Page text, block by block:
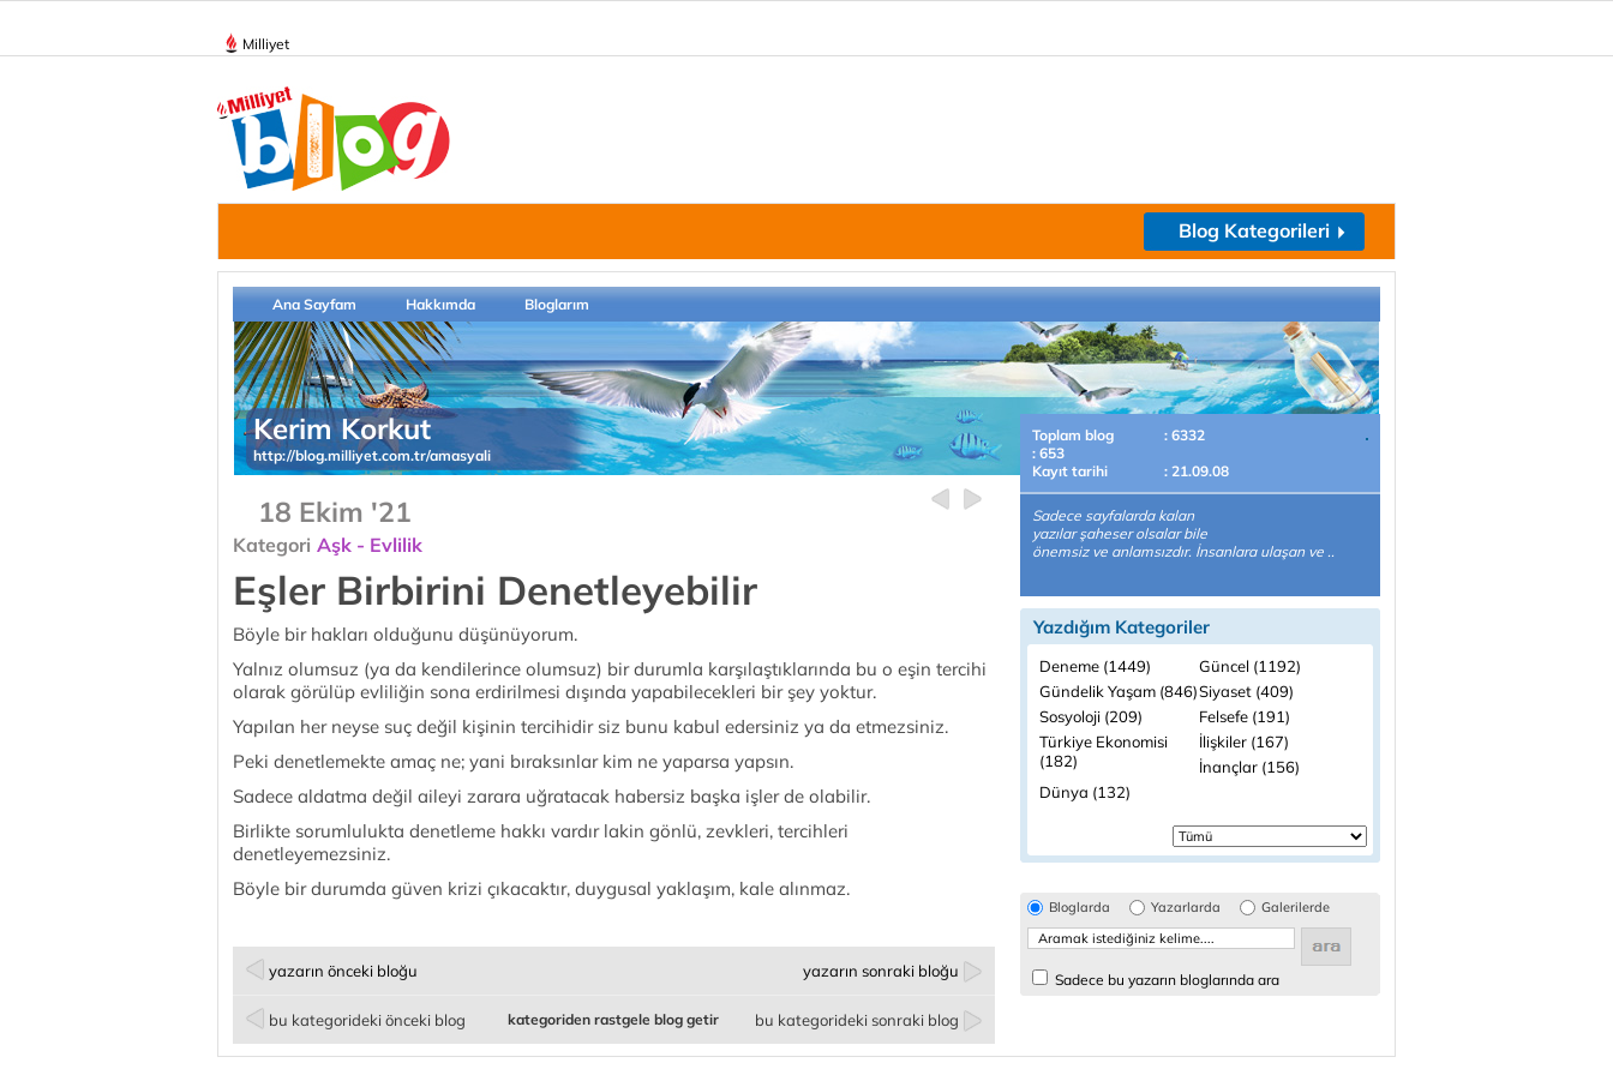
Milliyet
Blog Kategorileri
Ana Sayfam Hakkımda Bloglarım
Kerim Korkut
http://blog.milliyet.com.tr/amasyali
18 Ekim '21
Kategori Aşk - Evlilik
Eşler Birbirini Denetleyebilir
Böyle bir hakları olduğunu düşünüyorum.
Yalnız olumsuz (ya da kendilerince olumsuz) bir durumla karşılaştıklarında bu o eşin tercihi
olarak görülüp evliliğin sona erdirilmesi dışında yapabilecekleri bir şey yoktur.
Yapılan her neyse suç değil kişinin tercihidir siz bunu kabul edersiniz ya da etmezsiniz.
Peki denetlemekte amaç ne; yani bıraksınlar kim ne yaparsa yapsın.
Sadece aldatma değil aileyi zarara uğratacak habersiz başka işler de olabilir.
Birlikte sorumlulukta denetleme hakkı vardır lakin gönlü, zevkleri, tercihleri
denetleyemezsiniz.
Böyle bir durumda güven krizi çıkacaktır, duygusal yaklaşım, kale alınmaz.
yazarın önceki bloğu yazarın sonraki bloğu
bu kategorideki önceki blog bu kategorideki sonraki blog
kategoriden rastgele blog getir
Toplam blog
: 6332
: 653
Kayıt tarihi
: 21.09.08
Sadece sayfalarda kalan
yazılar şaheser olsalar bile
önemsiz ve anlamsızdır. İnsanlara ulaşan ve ..
Yazdığım Kategoriler
Deneme (1449)
Güncel (1192)
Gündelik Yaşam (846)Siyaset (409)
Sosyoloji (209)
Felsefe (191)
Türkiye Ekonomisi
(182)
İlişkiler (167)
İnançlar (156)
Dünya (132)
Bloglarda Yazarlarda Galerilerde
Sadece bu yazarın bloglarında ara